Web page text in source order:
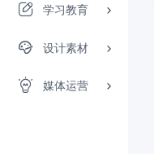
学习教育
设计素材
媒体运营